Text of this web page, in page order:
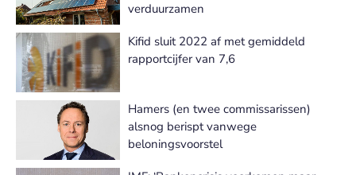
verduurzamen
Kifid sluit 2022 af met gemiddeld
rapportcijfer van 7,6
Hamers (en twee commissarissen)
alsnog berispt vanwege
beloningsvoorstel